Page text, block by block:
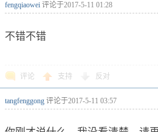
fengqiaowei 评论于2017-5-11 01:28
不错不错
评论 支持 反对
tangfenggong 评论于2017-5-11 03:57